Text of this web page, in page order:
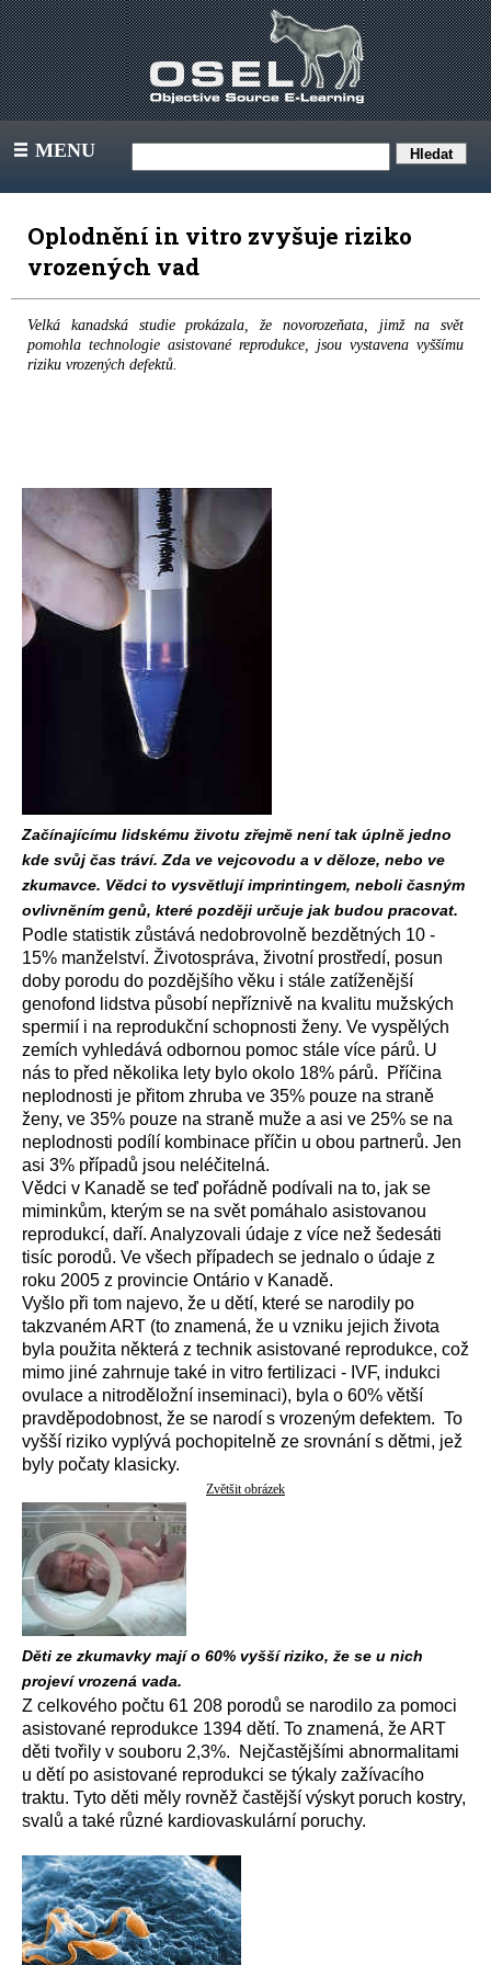
III MENU
Oplodnění in vitro zvyšuje riziko
vrozených vad
Velká kanadská studie prokázala, že novorozeňata, jimž na svět
pomohla technologie asistované reprodukce, jsou vystavena vyššímu
riziku vrozených defektů.
Začínajícímu lidskému životu zřejmě není tak úplně jedno
kde svůj čas tráví. Zda ve vejcovodu a v děloze, nebo ve
zkumavce. Vědci to vysvětlují imprintingem, neboli časným
ovlivněním genů, které později určuje jak budou pracovat.
Podle statistik zůstává nedobrovolně bezdětných 10 -
15% manželství. Životospráva, životní prostředí, posun
doby porodu do pozdějšího věku i stále zatíženější
genofond lidstva působí nepříznivě na kvalitu mužských
spermií i na reprodukční schopnosti ženy. Ve vyspělých
zemích vyhledává odbornou pomoc stále více párů. U
nás to před několika lety bylo okolo 18% párů. Příčina
neplodnosti je přitom zhruba ve 35% pouze na straně
ženy, ve 35% pouze na straně muže a asi ve 25% se na
neplodnosti podílí kombinace příčin u obou partnerů. Jen
asi 3% případů jsou neléčitelná.
Vědci v Kanadě se teď pořádně podívali na to, jak se
miminkům, kterým se na svět pomáhalo asistovanou
reprodukcí, daří. Analyzovali údaje z více než šedesáti
tisíc porodů. Ve všech případech se jednalo o údaje z
roku 2005 z provincie Ontário v Kanadě.
Vyšlo při tom najevo, že u dětí, které se narodily po
takzvaném ART (to znamená, že u vzniku jejich života
byla použita některá z technik asistované reprodukce, což
mimo jiné zahrnuje také in vitro fertilizaci - IVF, indukci
ovulace a nitroděložní inseminaci), byla o 60% větší
pravděpodobnost, že se narodí s vrozeným defektem. To
vyšší riziko vyplývá pochopitelně ze srovnání s dětmi, jež
byly počaty klasicky.
Zvětšit obrázek
Děti ze zkumavky mají o 60% vyšší riziko, že se u nich
projeví vrozená vada.
Z celkového počtu 61 208 porodů se narodilo za pomoci
asistované reprodukce 1394 dětí. To znamená, že ART
děti tvořily v souboru 2,3%. Nejčastějšími abnormalitami
u dětí po asistované reprodukci se týkaly zažívacího
traktu. Tyto děti měly rovněž častější výskyt poruch kostry,
svalů a také různé kardiovaskulární poruchy.